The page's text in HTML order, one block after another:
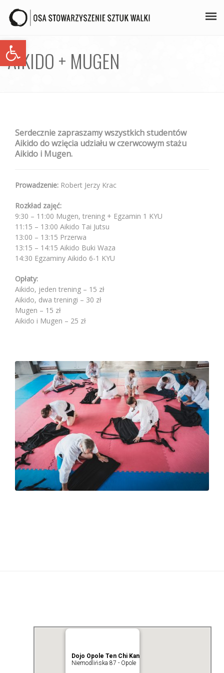
Open toolbar
STAŻE
ZAPISY
AIKIDO + MUGEN
Serdecznie zapraszamy wszystkich studentów
Aikido do wzięcia udziału w czerwcowym stażu
Aikido i Mugen.
Prowadzenie: Robert Jerzy Krac
Rozkład zajęć:
9:30 – 11:00 Mugen, trening + Egzamin 1 KYU
11:15 – 13:00 Aikido Tai Jutsu
13:00 – 13:15 Przerwa
13:15 – 14:15 Aikido Buki Waza
14:30 Egzaminy Aikido 6-1 KYU
Opłaty:
Aikido, jeden trening – 15 zł
Aikido, dwa treningi – 30 zł
Mugen – 15 zł
Aikido i Mugen – 25 zł
Dojo Opole Ten Chi Kan
Niemodlińska 87 - Opole